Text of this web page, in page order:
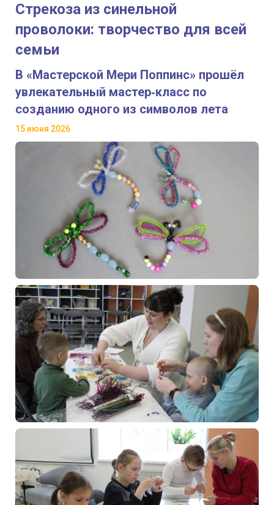
Стрекоза из синельной
проволоки: творчество для всей
семьи
В «Мастерской Мери Поппинс» прошёл
увлекательный мастер‑класс по
созданию одного из символов лета
15 июня 2026